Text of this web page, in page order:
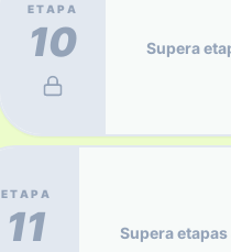
ETAPA
10 Supera
ETAPA
11 Supera